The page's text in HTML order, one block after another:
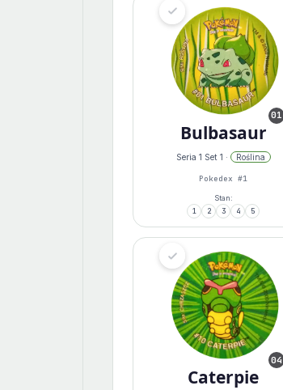
01
Bulbasaur
Seria 1 Set 1 · Roślina
Pokedex #1
Stan:
1 2 3 4 5
04
Caterpie